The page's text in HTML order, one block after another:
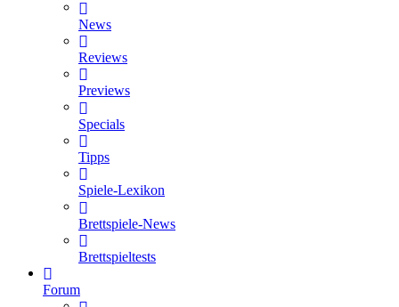
News
Reviews
Previews
Specials
Tipps
Spiele-Lexikon
Brettspiele-News
Brettspieltests
Forum